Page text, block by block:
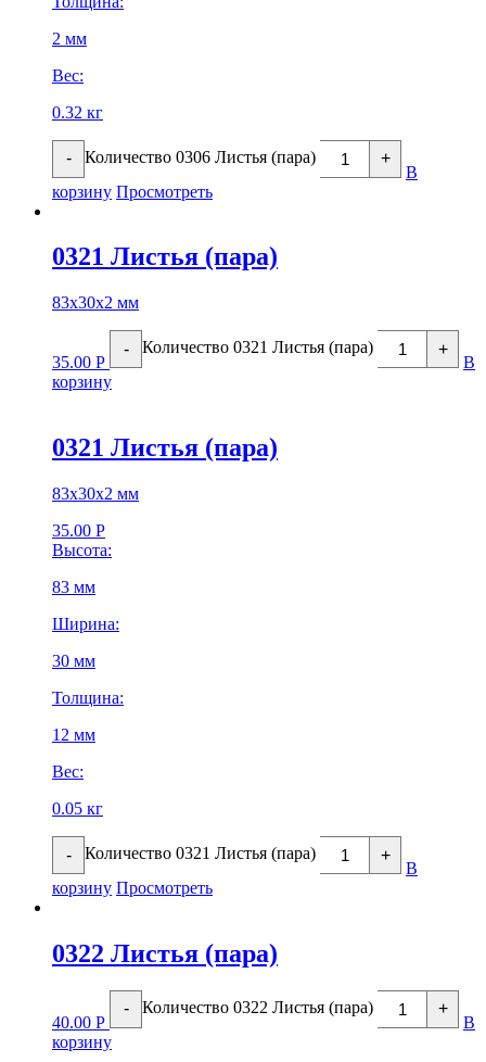
2 мм
Вес:
0.32 кг
- Количество 0306 Листья (пара) +
В
корзину Просмотреть
0321 Листья (пара)
83х30х2 мм
35.00 Р
- Количество 0321 Листья (пара) +
В
корзину
0321 Листья (пара)
83х30х2 мм
35.00 Р
Высота:
83 мм
Ширина:
30 мм
Толщина:
12 мм
Вес:
0.05 кг
- Количество 0321 Листья (пара) +
В
корзину Просмотреть
0322 Листья (пара)
40.00 Р
- Количество 0322 Листья (пара) +
В
корзину